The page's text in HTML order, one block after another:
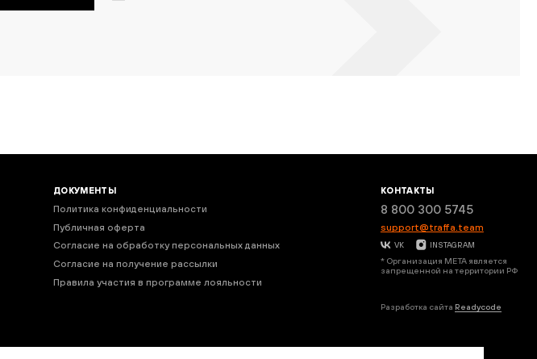
ДОКУМЕНТЫ
Политика конфиденциальности
Публичная оферта
Согласие на обработку персональных данных
Согласие на получение рассылки
Правила участия в программе лояльности
КОНТАКТЫ
8 800 300 5745
support@traffa.team
VK INSTAGRAM
* Организация META является
запрещенной на территории РФ
Разработка сайта Readycode